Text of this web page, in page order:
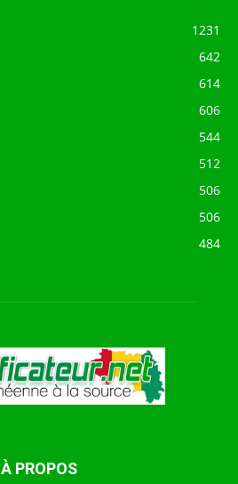
1231
642
614
606
544
512
506
506
484
À PROPOS